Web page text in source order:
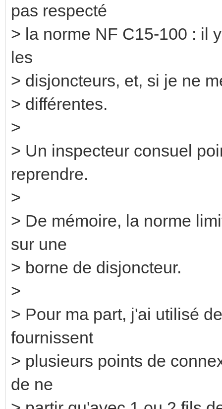
pas respecté
> la norme NF C15-100 : il
les
> disjoncteurs, et, si je ne
> différentes.
>
> Un inspecteur consuel
reprendre.
>
> De mémoire, la norme
sur une
> borne de disjoncteur.
>
> Pour ma part, j'ai utilisé
fournissent
> plusieurs points de
de ne